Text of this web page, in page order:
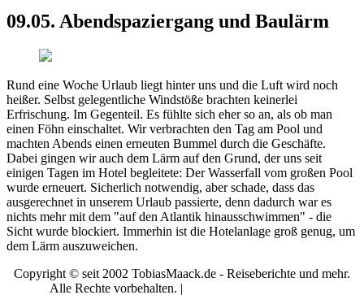
09.05. Abendspaziergang und Baulärm
Rund eine Woche Urlaub liegt hinter uns und die Luft wird noch
heißer. Selbst gelegentliche Windstöße brachten keinerlei
Erfrischung. Im Gegenteil. Es fühlte sich eher so an, als ob man
einen Föhn einschaltet. Wir verbrachten den Tag am Pool und
machten Abends einen erneuten Bummel durch die Geschäfte.
Dabei gingen wir auch dem Lärm auf den Grund, der uns seit
einigen Tagen im Hotel begleitete: Der Wasserfall vom großen Pool
wurde erneuert. Sicherlich notwendig, aber schade, dass das
ausgerechnet in unserem Urlaub passierte, denn dadurch war es
nichts mehr mit dem "auf den Atlantik hinausschwimmen" - die
Sicht wurde blockiert. Immerhin ist die Hotelanlage groß genug, um
dem Lärm auszuweichen.
Copyright © seit 2002 TobiasMaack.de - Reiseberichte und mehr.
Alle Rechte vorbehalten. |